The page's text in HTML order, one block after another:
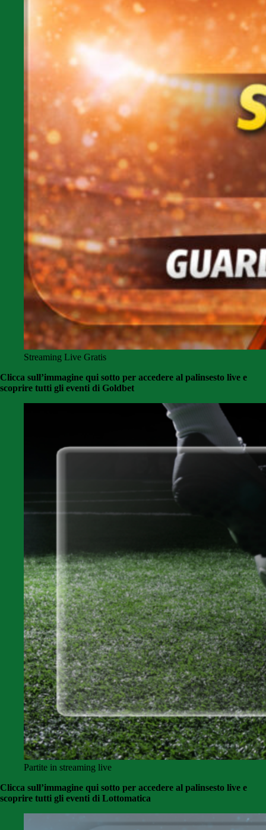
Streaming Live Gratis
Clicca sull’immagine qui sotto per accedere al palinsesto live e
scoprire tutti gli eventi di Goldbet
Partite in streaming live
Clicca sull’immagine qui sotto per accedere al palinsesto live e
scoprire tutti gli eventi di Lottomatica